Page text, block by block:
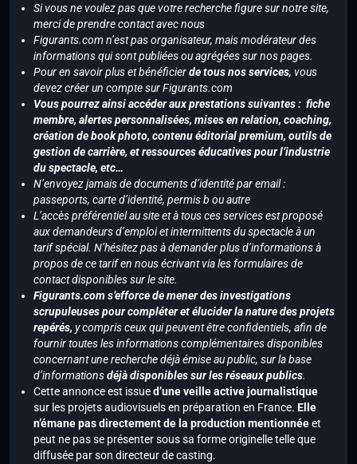
Si vous ne voulez pas que votre recherche figure sur notre site,
merci de prendre contact avec nous
Figurants.com n’est pas organisateur, mais modérateur des
informations qui sont publiées ou agrégées sur nos pages.
Pour en savoir plus et bénéficierde tous nos services, vous
devez créer un compte sur Figurants.com
Vous pourrez ainsi accéder aux prestations suivantes : fiche
membre, alertes personnalisées, mises en relation, coaching,
création de book photo, contenu éditorial premium, outils de
gestion de carrière, et ressources éducatives pour l’industrie
du spectacle, etc…
N’envoyez jamais de documents d’identité par email :
passeports, carte d’identité, permis b ou autre
L’accès préférentiel au site et à tous ces services est proposé
aux demandeurs d’emploi et intermittents du spectacle à un
tarif spécial. N’hésitez pas à demander plus d’informations à
propos de ce tarif en nous écrivant via les formulaires de
contact disponibles sur le site.
Figurants.com s’efforce de mener des investigations
scrupuleuses pour compléter et élucider la nature des projets
repérés, y compris ceux qui peuvent être confidentiels, afin de
fournir toutes les informations complémentaires disponibles
concernant une recherche déjà émise au public, sur la base
d’informationsdéjà disponibles sur les réseaux publics.
Cette annonce est issued’une veille active journalistique
sur les projets audiovisuels en préparation en France. Elle
n’émane pas directement de la production mentionnéeet
peut ne pas se présenter sous sa forme originelle telle que
diffusée par son directeur de casting.